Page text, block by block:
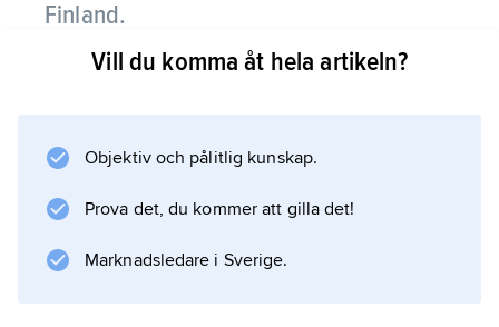
Finland.
Sedan 2009 ingår
Vill du komma åt hela artikeln?
Objektiv och pålitlig kunskap.
Prova det, du kommer att gilla det!
Marknadsledare i Sverige.